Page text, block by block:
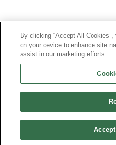
By clicking “Accept All
on your device to enhance site
assist in our marketing efforts.